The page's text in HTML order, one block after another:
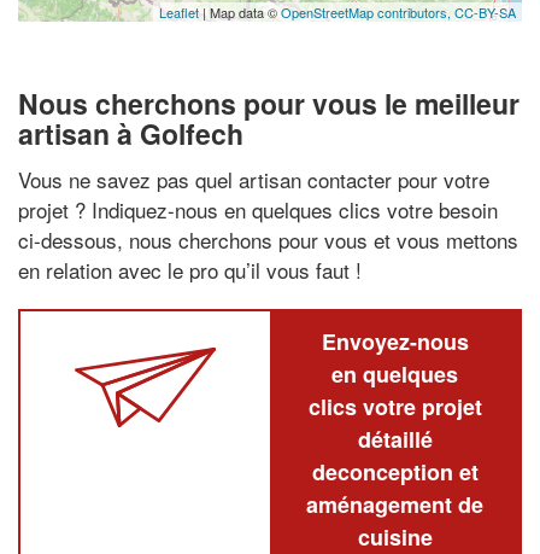
Leaflet | Map data ©OpenStreetMap contributors, CC-BY-SA
Nous cherchons pour vous le meilleur
artisan à Golfech
Vous ne savez pas quel artisan contacter pour votre
projet ? Indiquez-nous en quelques clics votre besoin
ci-dessous, nous cherchons pour vous et vous mettons
en relation avec le pro qu’il vous faut !
Envoyez-nous
en quelques
clics votre projet
détaillé
deconception et
aménagement de
cuisine